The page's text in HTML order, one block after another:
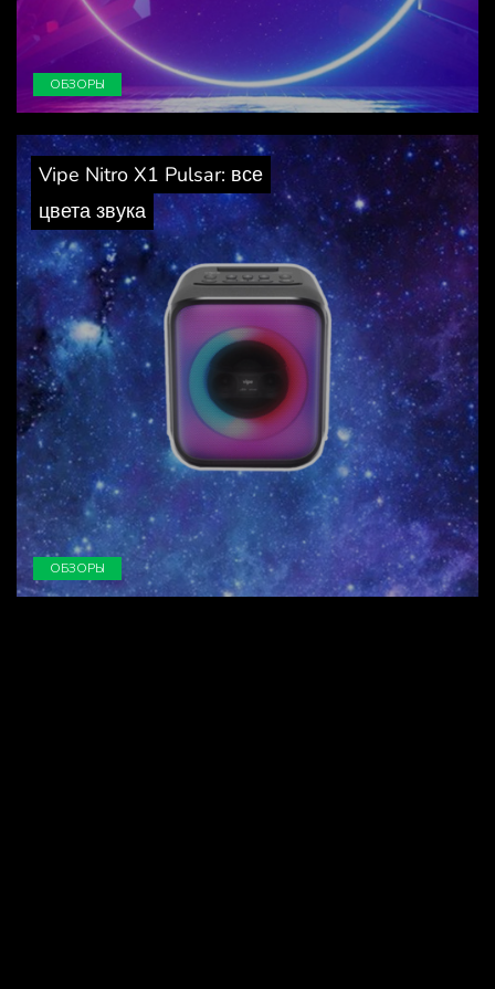
ОБЗОРЫ
Vipe Nitro X1 Pulsar: все
цвета звука
ОБЗОРЫ